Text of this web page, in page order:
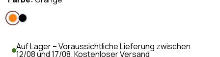
Auf Lager – Voraussichtliche Lieferung zwischen
12/08 und 17/08. Kostenloser Versand